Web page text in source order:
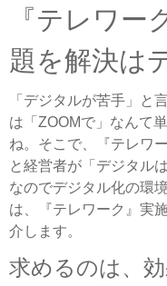
『テレワー
題を解決は
「デジタルが苦手」と
は「ZOOMで」なんて
ね。そこで、『テレワ
と経営者が「デジタル
なのでデジタル化の環
は、『テレワーク』実
介します。
求めるのは、